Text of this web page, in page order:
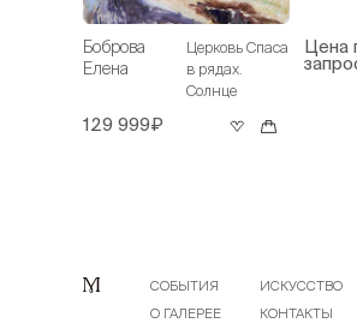
Боброва
Елена
Церковь Спаса
в рядах.
Солнце
129 999₽
Цена
СОБЫТИЯ ИСКУССТВО
О ГАЛЕРЕЕ
КОНТАКТЫ